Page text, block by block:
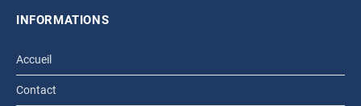
INFORMATIONS
Accueil
Contact